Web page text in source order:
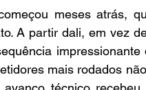
meses atrás,
A partir dali, em vez
impressionante
mais rodados